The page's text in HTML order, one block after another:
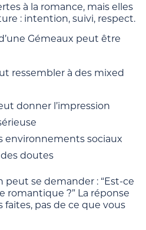
à la romance, mais elles
: intention, suivi, respect.
Gémeaux peut être
ressembler à des mixed
donner l’impression
environnements sociaux
doutes
se demander : “Est-ce
romantique ?” La réponse
pas de ce que vous